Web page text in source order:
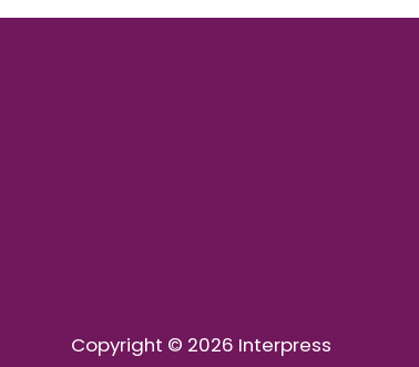
Copyright © 2026 Interpress